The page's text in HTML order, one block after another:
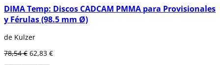
DIMA Temp: Discos CADCAM PMMA para Provisionales
y Férulas (98.5 mm Ø)
de Kulzer
78,54 € 62,83 €